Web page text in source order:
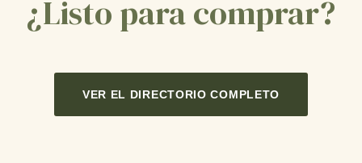
¿Listo para comprar?
VER EL DIRECTORIO COMPLETO